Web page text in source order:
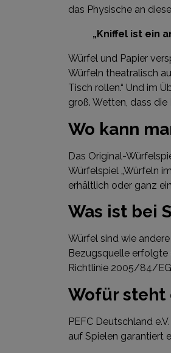
das Physische an
„Kniffel ist ein
Würfel und Papier
Würfeln theatralisch
Tisch rollen.“ Und im
groß. Wetten, dass
Wo kann
Das Original-
Würfelspiel „Würfeln
erhältlich oder ganz
Was ist bei
Würfel sind wie
Bezugsquelle erfolgte
Richtlinie 2005/84/
Wofür steht
PEFC Deutschland
auf Spielen garantiert